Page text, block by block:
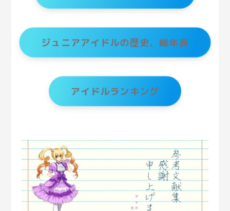
ジュニアアイドルの歴史、総年表
アイドルランキング